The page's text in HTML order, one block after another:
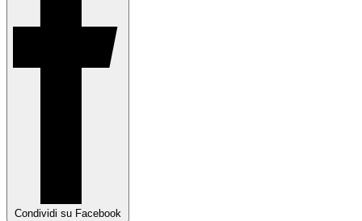
Condividi su Facebook